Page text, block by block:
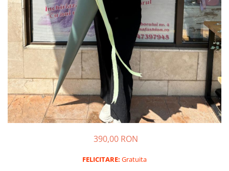
390,00 RON
FELICITARE: Gratuita